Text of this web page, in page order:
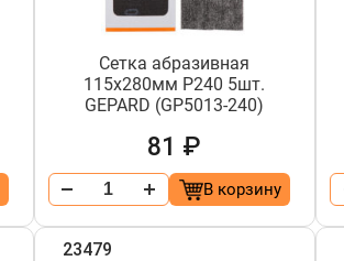
Сетка абразивная
115х280мм Р240 5шт.
GEPARD (GP5013-240)
81 ₽
В корзину
23479